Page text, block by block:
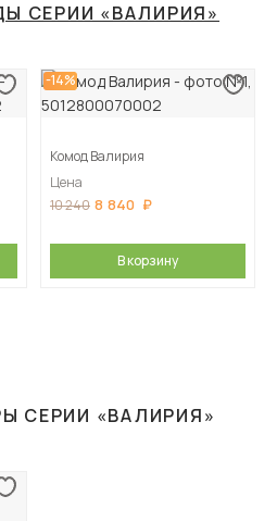
СЕРИИ «ВАЛИРИЯ»
-14%
Комод Валирия
Цена
10 240 8 840
В корзину
СЕРИИ «ВАЛИРИЯ»